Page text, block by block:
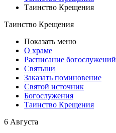
Таинство Крещения
Таинство Крещения
Показать меню
О храме
Расписание богослужений
Святыни
Заказать поминовение
Святой источник
Богослужения
Таинство Крещения
6 Августа